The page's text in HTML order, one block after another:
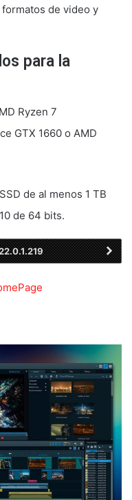
de video y
para la
Ryzen 7
GTX 1660 o AMD
de al menos 1 TB
de 64 bits.